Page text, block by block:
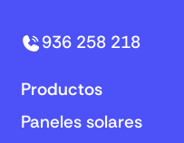
936 258 218
Productos
Paneles solares